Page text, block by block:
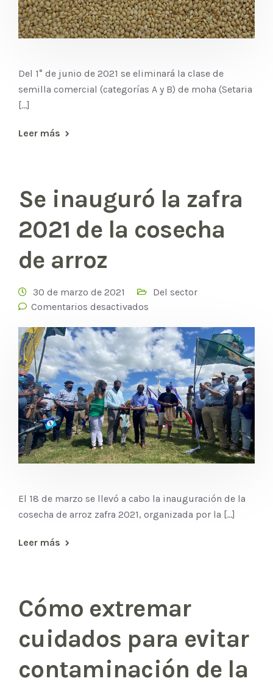
Del 1° de junio de 2021 se eliminará la clase de
semilla comercial (categorías A y B) de moha (Setaria
[...]
Leer más
Se inauguró la zafra
2021 de la cosecha
de arroz
30 de marzo de 2021
Del sector
Comentarios desactivados
El 18 de marzo se llevó a cabo la inauguración de la
cosecha de arroz zafra 2021, organizada por la [...]
Leer más
Cómo extremar
cuidados para evitar
contaminación de la